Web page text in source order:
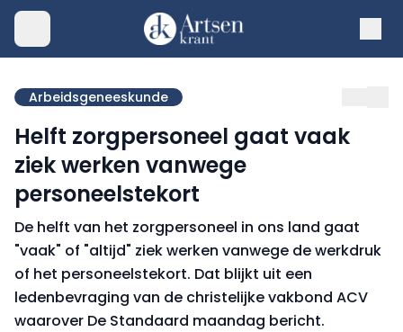
Arbeidsgeneeskunde
Helft zorgpersoneel gaat vaak
ziek werken vanwege
personeelstekort
De helft van het zorgpersoneel in ons land gaat
"vaak" of "altijd" ziek werken vanwege de werkdruk
of het personeelstekort. Dat blijkt uit een
ledenbevraging van de christelijke vakbond ACV
waarover De Standaard maandag bericht.